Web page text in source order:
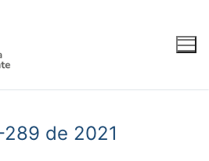
de 2021